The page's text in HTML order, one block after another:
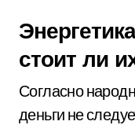
стоит ли
Согласно
деньги не